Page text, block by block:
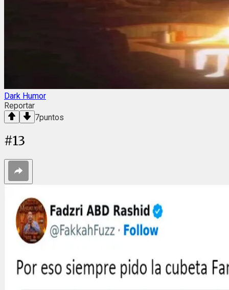
Dark Humor
Reportar
7puntos
#13